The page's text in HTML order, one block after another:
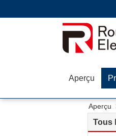
Aperçu
Aperçu
Tous